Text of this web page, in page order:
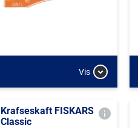
Vis
Krafseskaft FISKARS
Classic